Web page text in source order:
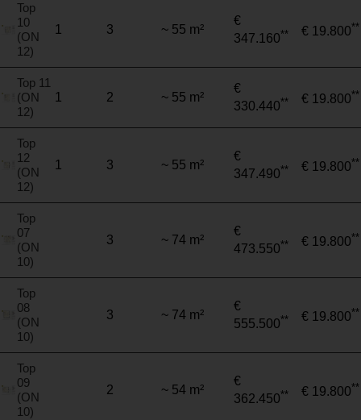
Top
10
(ON
12)
1 3 ~ 55 m²
€
347.160** € 19.800**
Top 11
(ON
12)
1 2 ~ 55 m²
€
330.440** € 19.800**
Top
12
(ON
12)
1 3 ~ 55 m²
€
347.490** € 19.800**
Top
07
(ON
10)
3 ~ 74 m²
€
473.550** € 19.800**
Top
08
(ON
10)
3 ~ 74 m²
€
555.500** € 19.800**
Top
09
(ON
10)
2 ~ 54 m²
€
362.450** € 19.800**